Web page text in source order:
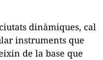
dinàmiques, cal
instruments que
de la base que